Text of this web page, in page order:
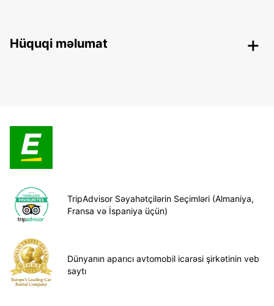
Hüquqi məlumat
TripAdvisor Səyahətçilərin Seçimləri (Almaniya,
Fransa və İspaniya üçün)
Dünyanın aparıcı avtomobil icarəsi şirkətinin veb
saytı